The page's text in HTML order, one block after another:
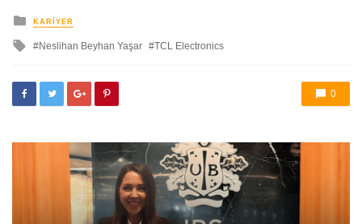
yayınlanan
KARIYER
ileNeslihan Beyhan Yaşar TCL Electronics
0